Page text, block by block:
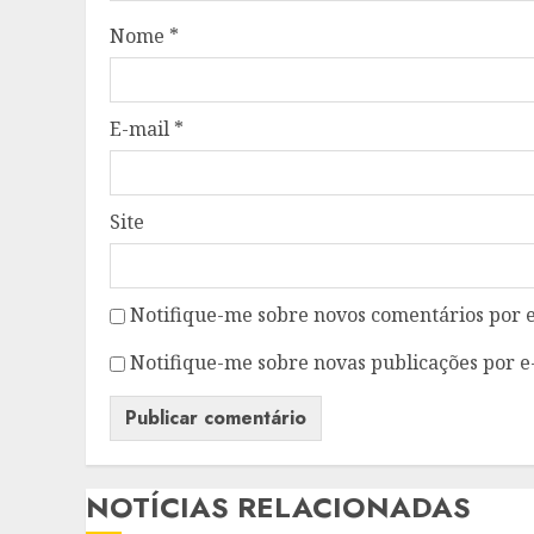
Nome *
E-mail *
Site
Notifique-me sobre novos comentários por
Notifique-me sobre novas publicações por
NOTÍCIAS RELACIONADAS